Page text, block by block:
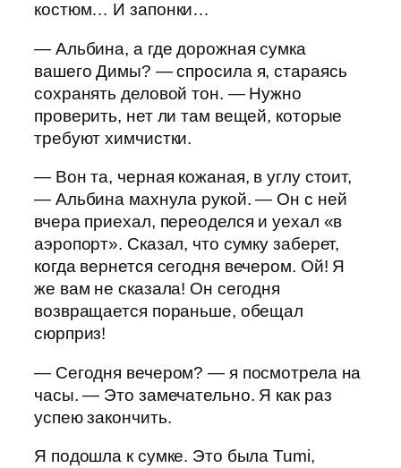
костюм… И запонки…
— Альбина, а где дорожная сумка
вашего Димы? — спросила я, стараясь
сохранять деловой тон. — Нужно
проверить, нет ли там вещей, которые
требуют химчистки.
— Вон та, черная кожаная, в углу стоит,
— Альбина махнула рукой. — Он с ней
вчера приехал, переоделся и уехал «в
аэропорт». Сказал, что сумку заберет,
когда вернется сегодня вечером. Ой! Я
же вам не сказала! Он сегодня
возвращается пораньше, обещал
сюрприз!
— Сегодня вечером? — я посмотрела на
часы. — Это замечательно. Я как раз
успею закончить.
Я подошла к сумке. Это была Tumi,